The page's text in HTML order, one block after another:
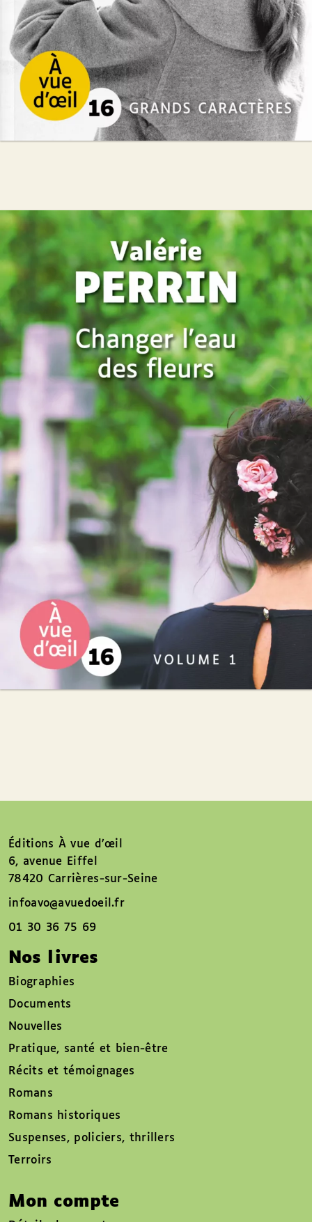
Changer l’eau des fleurs
Valérie Perrin
Éditions À vue d’œil
6, avenue Eiffel
78420 Carrières-sur-Seine
infoavo@avuedoeil.fr
01 30 36 75 69
Nos livres
Biographies
Documents
Nouvelles
Pratique, santé et bien-être
Récits et témoignages
Romans
Romans historiques
Suspenses, policiers, thrillers
Terroirs
Mon compte